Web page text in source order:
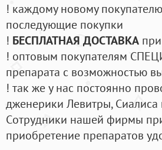
! каждому новому покупателю
последующие покупки
! БЕСПЛАТНАЯ ДОСТАВКА
! оптовым покупателям
препарата с возможностью
! так же у нас постоянно
дженерики Левитры,
Cотрудники нашей фирмы
приобретение препаратов